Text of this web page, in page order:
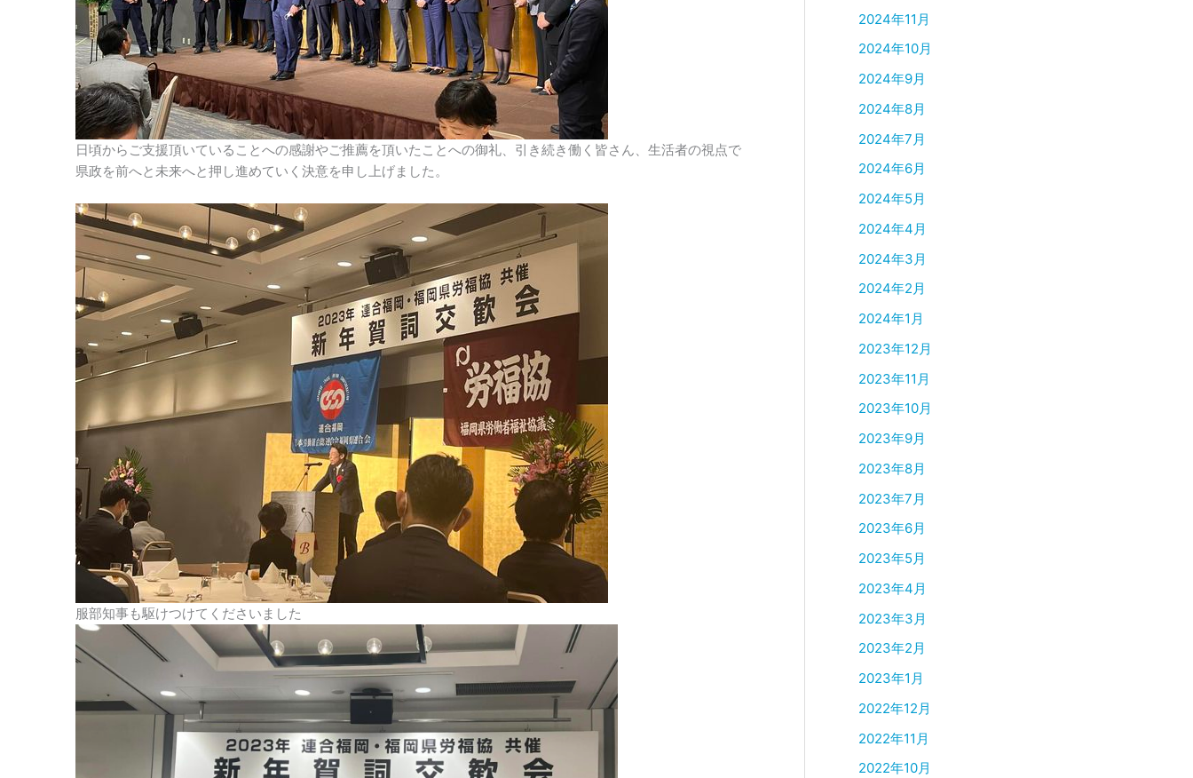
日頃からご支援頂いていることへの感謝やご推薦を頂いたことへの御礼、引き続き働く皆さん、生活者の視点で
県政を前へと未来へと押し進めていく決意を申し上げました。
服部知事も駆けつけてくださいました
2024年11月
2024年10月
2024年9月
2024年8月
2024年7月
2024年6月
2024年5月
2024年4月
2024年3月
2024年2月
2024年1月
2023年12月
2023年11月
2023年10月
2023年9月
2023年8月
2023年7月
2023年6月
2023年5月
2023年4月
2023年3月
2023年2月
2023年1月
2022年12月
2022年11月
2022年10月